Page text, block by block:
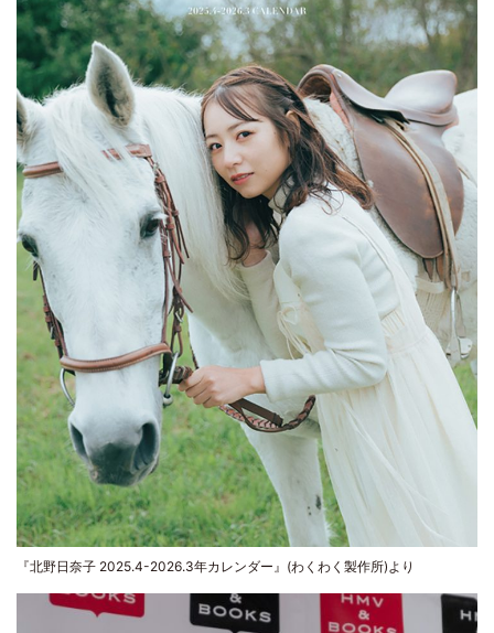
『北野日奈子 2025.4-2026.3年カレンダー』(わくわく製作所)より